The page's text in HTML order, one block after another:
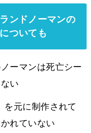
ンドノーマンの
ついても
ーマンは死亡シー
い
を元に制作されて
れていない